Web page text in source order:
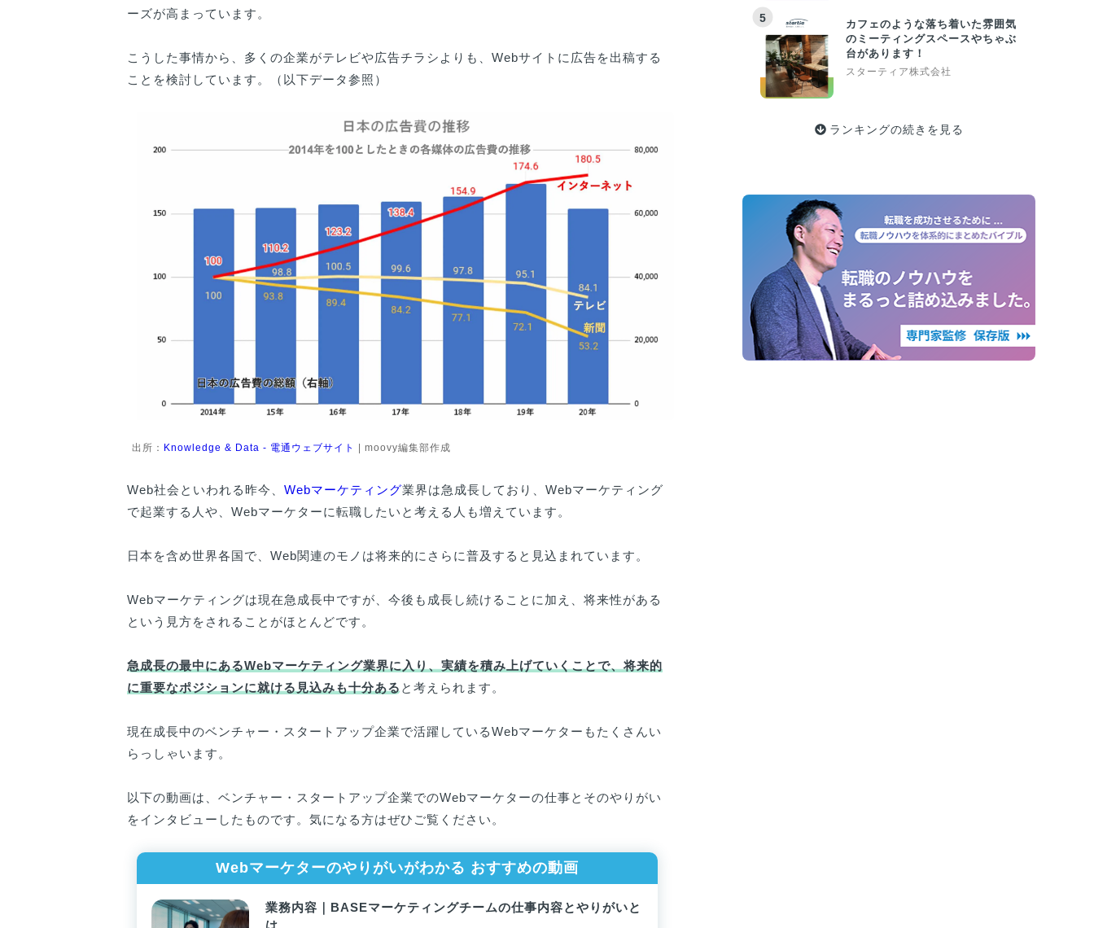
ーズが高まっています。
こうした事情から、多くの企業がテレビや広告チラシよりも、Webサイトに広告を出稿する
ことを検討しています。（以下データ参照）
出所： Knowledge & Data - 電通ウェブサイト | moovy編集部作成
Web社会といわれる昨今、 Webマーケティング業界は急成長しており、Webマーケティング
で起業する人や、Webマーケターに転職したいと考える人も増えています。
日本を含め世界各国で、Web関連のモノは将来的にさらに普及すると見込まれています。
Webマーケティングは現在急成長中ですが、今後も成長し続けることに加え、将来性がある
という見方をされることがほとんどです。
急成長の最中にあるWebマーケティング業界に入り、実績を積み上げていくことで、将来的
に重要なポジションに就ける見込みも十分ある と考えられます。
現在成長中のベンチャー・スタートアップ企業で活躍しているWebマーケターもたくさんい
らっしゃいます。
以下の動画は、ベンチャー・スタートアップ企業でのWebマーケターの仕事とそのやりがい
をインタビューしたものです。気になる方はぜひご覧ください。
Webマーケターのやりがいがわかる おすすめの動画
業務内容｜BASEマーケティングチームの仕事内容とやりがいと
5
カフェのような落ち着いた雰囲気
のミーティングスペースやちゃぶ
台があります！
スターティア株式会社
ランキングの続きを見る